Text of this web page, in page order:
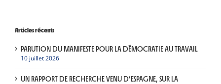
Articles récents
PARUTION DU MANIFESTE POUR LA DÉMOCRATIE AU TRAVAIL
10 juillet 2026
UN RAPPORT DE RECHERCHE VENU D’ESPAGNE, SUR LA